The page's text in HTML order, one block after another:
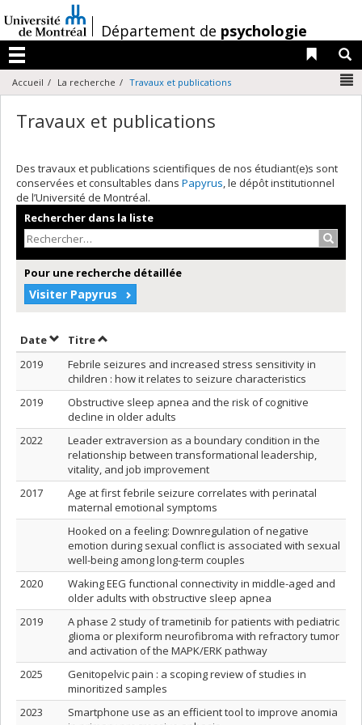
au
contenu
/Département de psychologie
Menu
Liens
Accueil La recherche Travaux et publications
Travaux et publications
Des travaux et publications scientifiques de nos étudiant(e)s sont
conservées et consultables dans Papyrus, le dépôt institutionnel
de l’Université de Montréal.
Rechercher dans la liste
Pour une recherche détaillée
Visiter Papyrus
DateTrier par date en ordre décroissant
TitreTrier par titre en ordre décroissant
2019
Febrile seizures and increased stress sensitivity in
children : how it relates to seizure characteristics
2019
Obstructive sleep apnea and the risk of cognitive
decline in older adults
2022
Leader extraversion as a boundary condition in the
relationship between transformational leadership,
vitality, and job improvement
2017
Age at first febrile seizure correlates with perinatal
maternal emotional symptoms
Hooked on a feeling: Downregulation of negative
emotion during sexual conflict is associated with sexual
well-being among long-term couples
2020
Waking EEG functional connectivity in middle-aged and
older adults with obstructive sleep apnea
2019
A phase 2 study of trametinib for patients with pediatric
glioma or plexiform neurofibroma with refractory tumor
and activation of the MAPK/ERK pathway
2025
Genitopelvic pain : a scoping review of studies in
minoritized samples
2023
Smartphone use as an efficient tool to improve anomia